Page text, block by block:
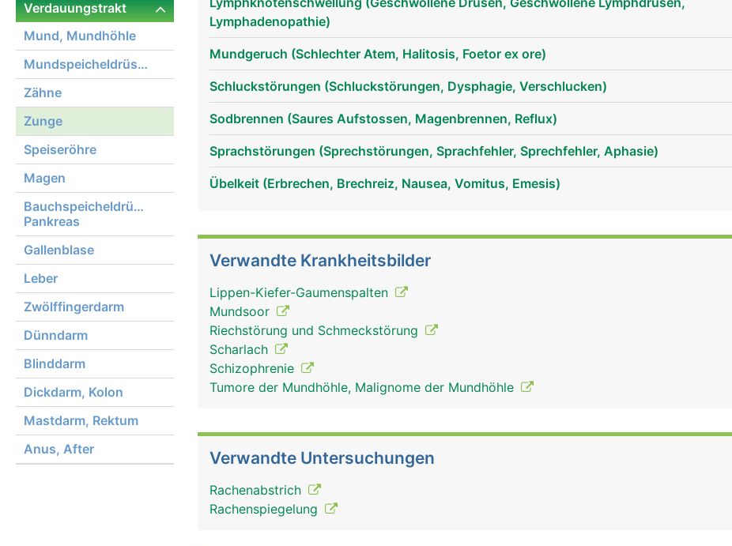
Verdauungstrakt
Mund, Mundhöhle
Mundspeicheldrüsen
Zähne
Zunge
Speiseröhre
Magen
Bauchspeicheldrüse,
Pankreas
Gallenblase
Leber
Zwölffingerdarm
Dünndarm
Blinddarm
Dickdarm, Kolon
Mastdarm, Rektum
Anus, After
Zunge Frau Zunge Mann
Lymphadenopathie)
Mundgeruch (Schlechter Atem, Halitosis, Foetor ex ore)
Schluckstörungen (Schluckstörungen, Dysphagie, Verschlucken)
Sodbrennen (Saures Aufstossen, Magenbrennen, Reflux)
Sprachstörungen (Sprechstörungen, Sprachfehler, Sprechfehler, Aphasie)
Übelkeit (Erbrechen, Brechreiz, Nausea, Vomitus, Emesis)
Verwandte Krankheitsbilder
Lippen-Kiefer-Gaumenspalten
Mundsoor
Riechstörung und Schmeckstörung
Scharlach
Schizophrenie
Tumore der Mundhöhle, Malignome der Mundhöhle
Verwandte Untersuchungen
Rachenabstrich
Rachenspiegelung